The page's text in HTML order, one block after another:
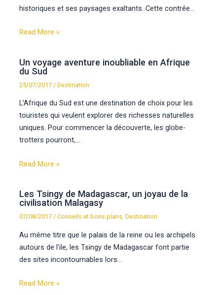
historiques et ses paysages exaltants. Cette contrée…
Read More »
Un voyage aventure inoubliable en Afrique
du Sud
25/07/2017 /Destination
L’Afrique du Sud est une destination de choix pour les
touristes qui veulent explorer des richesses naturelles
uniques. Pour commencer la découverte, les globe-
trotters pourront,…
Read More »
Les Tsingy de Madagascar, un joyau de la
civilisation Malagasy
07/08/2017/Conseils et bons plans,Destination
Au même titre que le palais de la reine ou les archipels
autours de l’ile, les Tsingy de Madagascar font partie
des sites incontournables lors…
Read More »